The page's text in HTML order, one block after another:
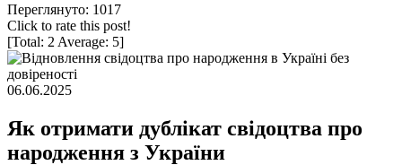
Переглянуто: 1017
Click to rate this post!
[Total: 2 Average: 5]
06.06.2025
Як отримати дублікат свідоцтва про
народження з України